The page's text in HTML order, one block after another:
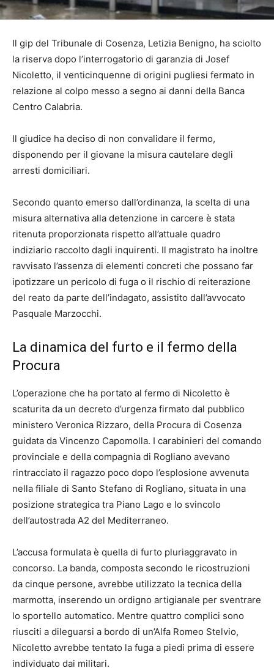
Il gip del Tribunale di Cosenza, Letizia Benigno, ha sciolto
la riserva dopo l’interrogatorio di garanzia di Josef
Nicoletto, il venticinquenne di origini pugliesi fermato in
relazione al colpo messo a segno ai danni della Banca
Centro Calabria.
Il giudice ha deciso di non convalidare il fermo,
disponendo per il giovane la misura cautelare degli
arresti domiciliari.
Secondo quanto emerso dall’ordinanza, la scelta di una
misura alternativa alla detenzione in carcere è stata
ritenuta proporzionata rispetto all’attuale quadro
indiziario raccolto dagli inquirenti. Il magistrato ha inoltre
ravvisato l’assenza di elementi concreti che possano far
ipotizzare un pericolo di fuga o il rischio di reiterazione
del reato da parte dell’indagato, assistito dall’avvocato
Pasquale Marzocchi.
La dinamica del furto e il fermo della
Procura
L’operazione che ha portato al fermo di Nicoletto è
scaturita da un decreto d’urgenza firmato dal pubblico
ministero Veronica Rizzaro, della Procura di Cosenza
guidata da Vincenzo Capomolla. I carabinieri del comando
provinciale e della compagnia di Rogliano avevano
rintracciato il ragazzo poco dopo l’esplosione avvenuta
nella filiale di Santo Stefano di Rogliano, situata in una
posizione strategica tra Piano Lago e lo svincolo
dell’autostrada A2 del Mediterraneo.
L’accusa formulata è quella di furto pluriaggravato in
concorso. La banda, composta secondo le ricostruzioni
da cinque persone, avrebbe utilizzato la tecnica della
marmotta, inserendo un ordigno artigianale per sventrare
lo sportello automatico. Mentre quattro complici sono
riusciti a dileguarsi a bordo di un’Alfa Romeo Stelvio,
Nicoletto avrebbe tentato la fuga a piedi prima di essere
individuato dai militari.